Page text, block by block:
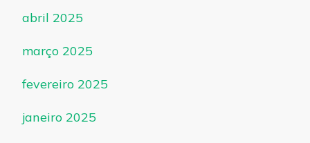
abril 2025
março 2025
fevereiro 2025
janeiro 2025